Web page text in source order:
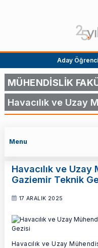
Aday Öğrenci
MÜHENDİSLİK
Havacılık ve Uzay
Menu
Havacılık ve
Gaziemir Teknik
17 ARALIK 2025
Havacılık ve Uzay